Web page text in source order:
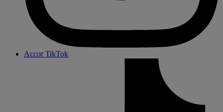
Accor TikTok